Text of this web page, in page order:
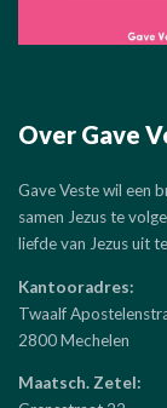
Over Gave
Gave Veste wil een
samen Jezus te
liefde van Jezus uit
Kantooradres:
Twaalf
2800 Mechelen
Maatsch. Zetel: